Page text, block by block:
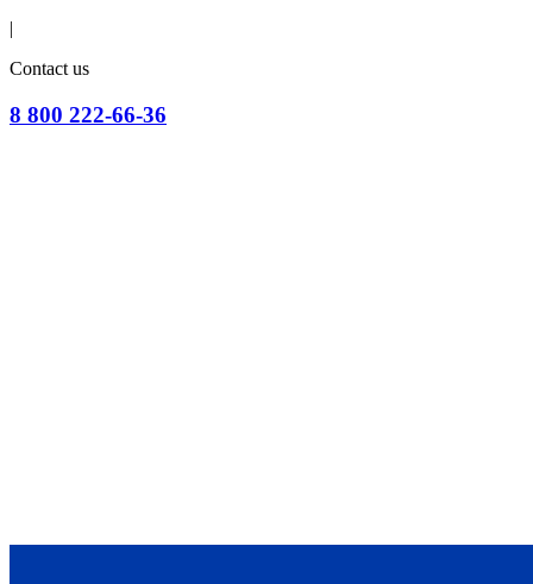
|
Contact us
8 800 222-66-36